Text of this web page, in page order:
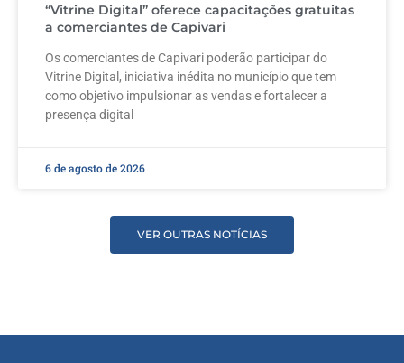
“Vitrine Digital” oferece capacitações gratuitas
a comerciantes de Capivari
Os comerciantes de Capivari poderão participar do
Vitrine Digital, iniciativa inédita no município que tem
como objetivo impulsionar as vendas e fortalecer a
presença digital
6 de agosto de 2026
VER OUTRAS NOTÍCIAS